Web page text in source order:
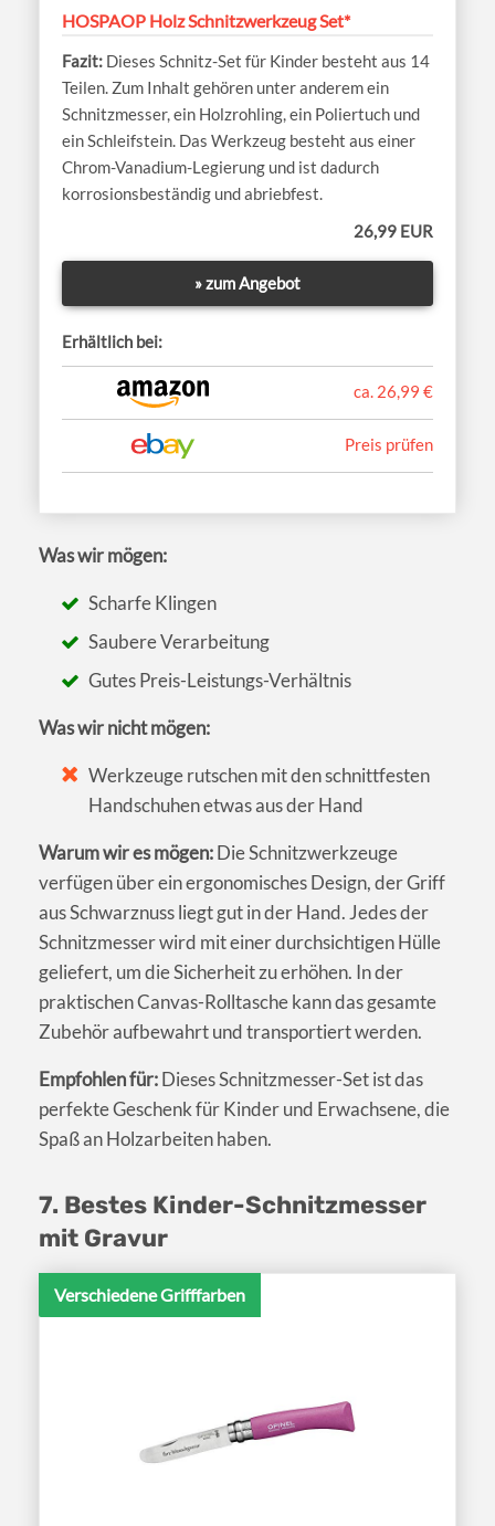
HOSPAOP Holz Schnitzwerkzeug Set*
Dieses Schnitz-Set für Kinder besteht aus 14
Teilen. Zum Inhalt gehören unter anderem ein
Schnitzmesser, ein Holzrohling, ein Poliertuch und
ein Schleifstein. Das Werkzeug besteht aus einer
Chrom-Vanadium-Legierung und ist dadurch
korrosionsbeständig und abriebfest.
26,99 EUR
» zum Angebot
Erhältlich bei:
ca. 26,99 €
Preis prüfen
Was wir mögen:
Scharfe Klingen
Saubere Verarbeitung
Gutes Preis-Leistungs-Verhältnis
Was wir nicht mögen:
Werkzeuge rutschen mit den schnittfesten
Handschuhen etwas aus der Hand
Warum wir es mögen:Die Schnitzwerkzeuge
verfügen über ein ergonomisches Design, der Griff
aus Schwarznuss liegt gut in der Hand. Jedes der
Schnitzmesser wird mit einer durchsichtigen Hülle
geliefert, um die Sicherheit zu erhöhen. In der
praktischen Canvas-Rolltasche kann das gesamte
Zubehör aufbewahrt und transportiert werden.
Empfohlen für:Dieses Schnitzmesser-Set ist das
perfekte Geschenk für Kinder und Erwachsene, die
Spaß an Holzarbeiten haben.
7. Bestes Kinder-Schnitzmesser
mit Gravur
Verschiedene Grifffarben